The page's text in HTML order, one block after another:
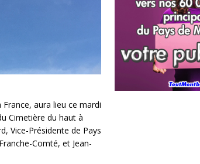
aura lieu ce mardi
Cimetière du haut à
Vice-Présidente de Pays
Comté, et Jean-